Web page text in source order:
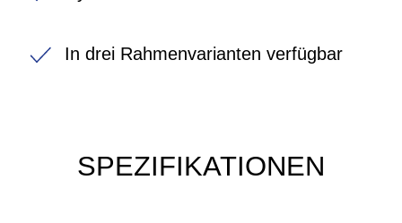
In drei Rahmenvarianten verfügbar
SPEZIFIKATIONEN